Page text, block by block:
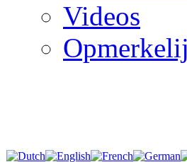
Videos